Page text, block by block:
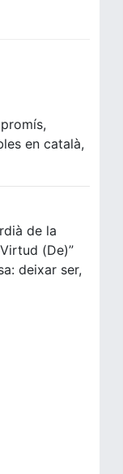
en català,
de la
(De)”
deixar ser,